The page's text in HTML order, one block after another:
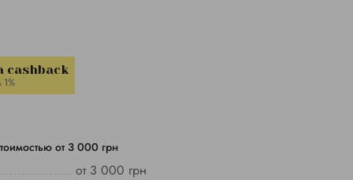
cashback
от 3 000 грн
от 3 000 грн